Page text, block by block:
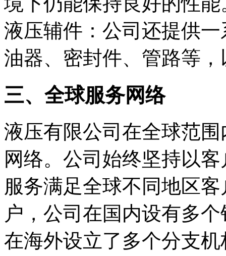
液压辅件：公司还提供
油器、密封件、管路等
三、全球服务网络
液压有限公司在全球范
网络。公司始终坚持以
服务满足全球不同地区
户，公司在国内设有多
在海外设立了多个分支机